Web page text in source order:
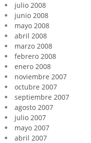
julio 2008
junio 2008
mayo 2008
abril 2008
marzo 2008
febrero 2008
enero 2008
noviembre 2007
octubre 2007
septiembre 2007
agosto 2007
julio 2007
mayo 2007
abril 2007